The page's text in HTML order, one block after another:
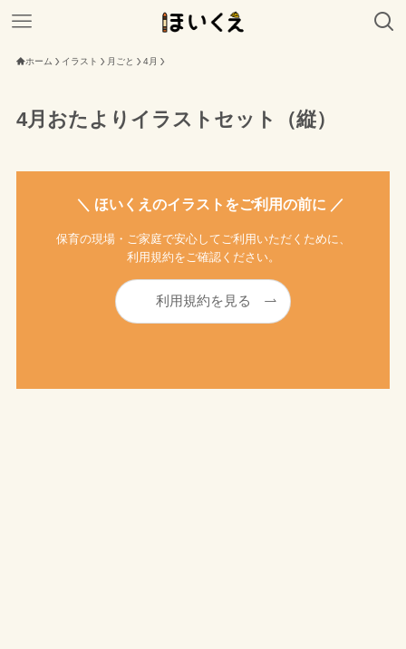
ホーム イラスト 月ごと 4月
4月おたよりイラストセット（縦）
＼ ほいくえのイラストをご利用の前に ／
保育の現場・ご家庭で安心してご利用いただくために、
利用規約をご確認ください。
利用規約を見る